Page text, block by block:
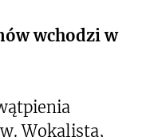
wchodzi w
Wokalista,